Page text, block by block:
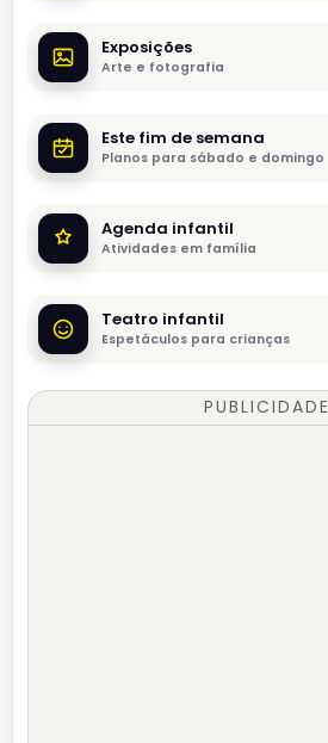
Exposições
Arte e fotografia
Este fim de semana
Planos para sábado e domingo
Agenda infantil
Atividades em família
Teatro infantil
Espetáculos para crianças
PUBLICIDADE